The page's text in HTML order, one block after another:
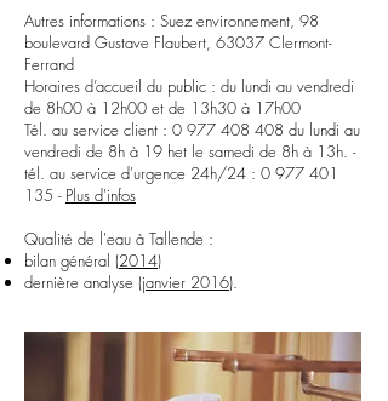
Autres informations : Suez environnement, 98
boulevard Gustave Flaubert, 63037 Clermont-
Ferrand
Horaires d’accueil du public : du lundi au vendredi
de 8h00 à 12h00 et de 13h30 à 17h00
Tél. au service client : 0 977 408 408 du lundi au
vendredi de 8h à 19 het le samedi de 8h à 13h. -
tél. au service d'urgence 24h/24 : 0 977 401
135 - Plus d'infos
Qualité de l'eau à Tallende :
bilan général (2014)
dernière analyse (janvier 2016).